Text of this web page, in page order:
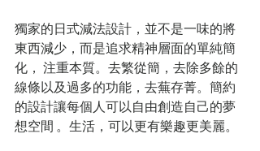
獨家的日式減法設計，並不是一味的將
東西減少，而是追求精神層面的單純簡
化， 注重本質。去繁從簡，去除多餘的
線條以及過多的功能，去蕪存菁。簡約
的設計讓每個人可以自由創造自己的夢
想空間 。生活，可以更有樂趣更美麗。